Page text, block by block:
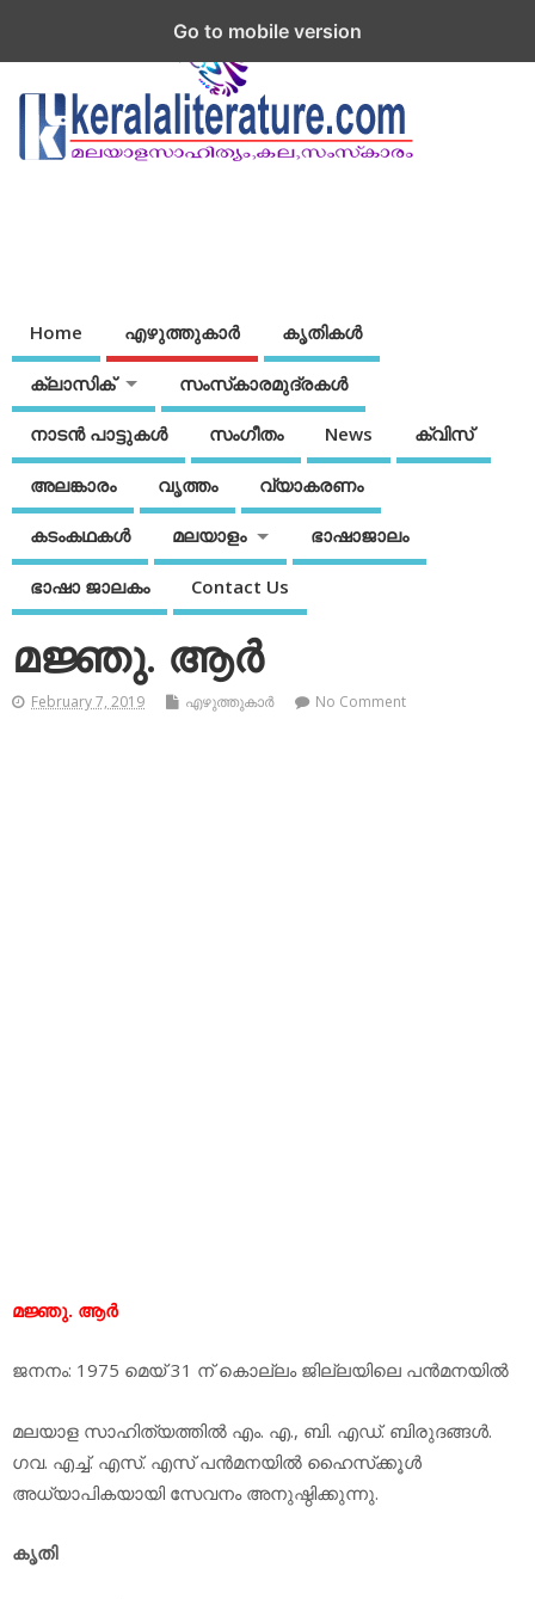
Home എഴുത്തുകാര്‍ കൃതികൾ
ക്ലാസിക് സംസ്‌കാരമുദ്രകള്‍
നാടന്‍ പാട്ടുകള്‍ സംഗീതം News ക്വിസ്
അലങ്കാരം വൃത്തം വ്യാകരണം
കടംകഥകള്‍ മലയാളം ഭാഷാജാലം
ഭാഷാ ജാലകം Contact Us
മജ്ഞു. ആര്‍
February 7, 2019 എഴുത്തുകാര്‍ No Comment
മജ്ഞു. ആര്‍
ജനനം: 1975 മെയ് 31 ന് കൊല്ലം ജില്ലയിലെ പന്‍മനയില്‍
മലയാള സാഹിത്യത്തില്‍ എം. എ., ബി. എഡ്. ബിരുദങ്ങള്‍.
ഗവ. എച്ച്. എസ്. എസ് പന്‍മനയില്‍ ഹൈസ്‌ക്കൂള്‍
അധ്യാപികയായി സേവനം അനുഷ്ഠിക്കുന്നു.
കൃതി
Go to mobile version